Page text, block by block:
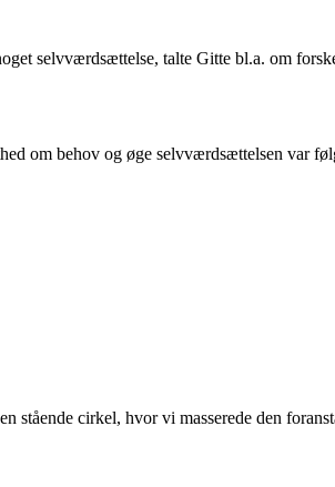
selvværdsættelse, talte Gitte bl.a. om
om behov og øge selvværdsættelsen var
stående cirkel, hvor vi masserede den